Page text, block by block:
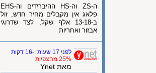
ה-ZS וה-HS ההיברידים וה-EHS
פלאג אין מקבלים מחיר חדש, זול
ב-13-18 אלף שקל, לצד שדרוגי
אבזור ואחריות
לפני 17 שעות ו-16 דקות
25% מהצפיות
מאת Ynet